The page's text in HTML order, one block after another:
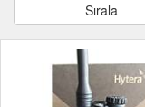
Sırala